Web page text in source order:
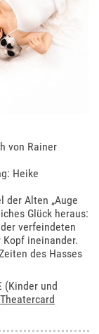
von Rainer
Heike
der Alten „Auge
Glück heraus:
verfeindeten
ineinander.
des Hasses
(Kinder und
Theatercard